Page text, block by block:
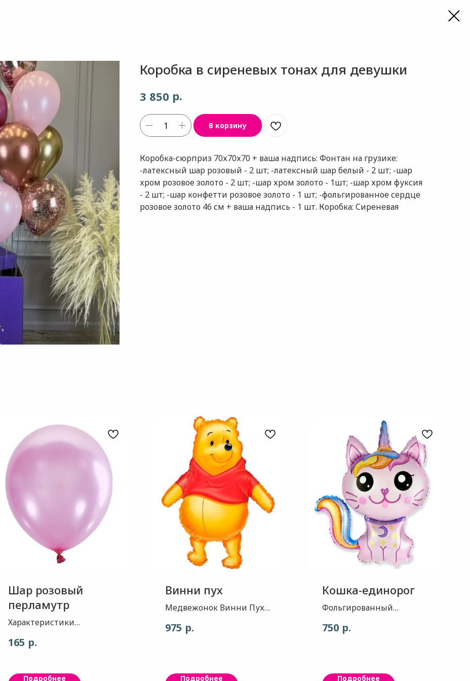
Коробка в сиреневых тонах для девушки
3 850 р.
В корзину
Коробка-сюрприз 70х70х70 + ваша надпись: Фонтан на грузике:
-латексный шар розовый - 2 шт; -латексный шар белый - 2 шт; -шар
хром розовое золото - 2 шт; -шар хром золото - 1шт; -шар хром фуксия
- 2 шт; -шар конфетти розовое золото - 1 шт; -фольгированное сердце
розовое золото 46 см + ваша надпись - 1 шт. Коробка: Сиреневая
Шар розовый
перламутр
Характеристики
перламутр 2. С
полета шара: от 9 часов до
165 р.
Подробнее
Винни пух
Медвежонок Винни Пух -
гость на детском
975 р.
Подробнее
Кошка-единорог
Фольгированный
прекрасно подходит для
750 р.
Подробнее